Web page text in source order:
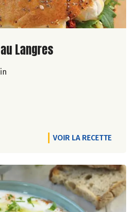
recette
Langres
VOIR LA RECETTE